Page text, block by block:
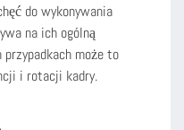
do wykonywania
na ich ogólną
może to
i rotacji kadry.